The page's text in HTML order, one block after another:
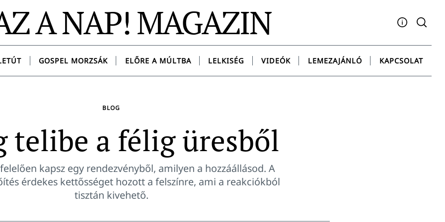
A NAP! MAGAZIN
Facebook
YouTubeInstagram
TwitterSpotify
GOSPEL MORZSÁK ELŐRE A MÚLTBA LELKISÉG VIDEÓK LEMEZAJÁNLÓ KAPCSOLAT
BLOG
telibe a félig üresből
kapsz egy rendezvényből, amilyen a hozzáállásod. A
érdekes kettősséget hozott a felszínre, ami a reakciókból
tisztán kivehető.